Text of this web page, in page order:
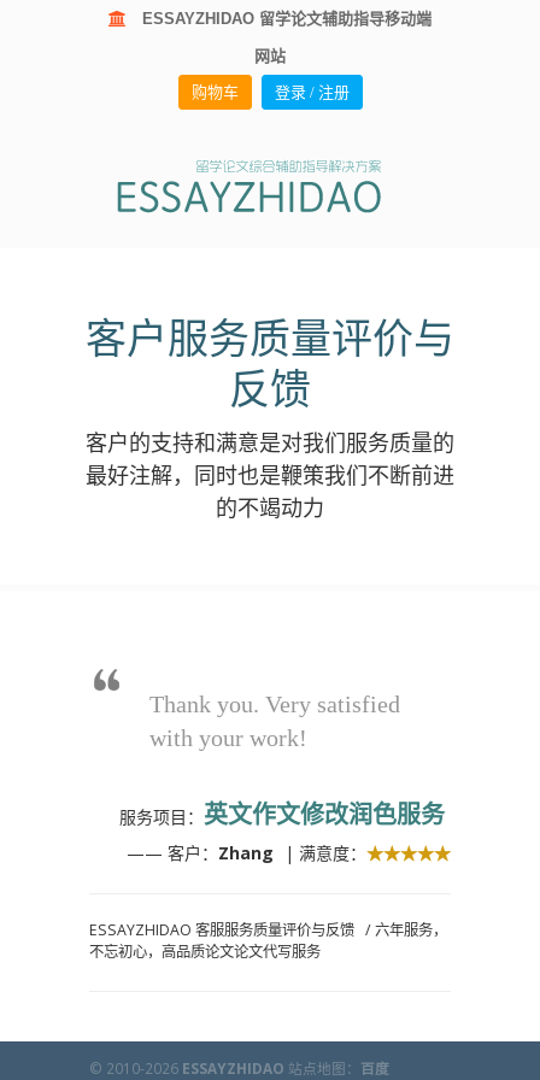
ESSAYZHIDAO 留学论文辅助指导移动端
网站
购物车 登录 / 注册
客户服务质量评价与
反馈
客户的支持和满意是对我们服务质量的
最好注解，同时也是鞭策我们不断前进
的不竭动力
Thank you. Very satisfied
with your work!
服务项目： 英文作文修改润色服务
—— 客户： Zhang | 满意度： ★★★★★
ESSAYZHIDAO 客服服务质量评价与反馈 /六年服务，
不忘初心，高品质论文论文代写服务
© 2010-2026 ESSAYZHIDAO 站点地图： 百度